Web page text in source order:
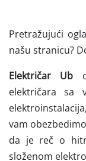
Pretražujući
našu stranicu?
Električar Ub
električara sa
vam
da je reč o
složenom